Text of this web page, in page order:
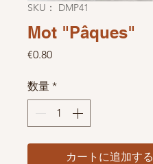
SKU： DMP41
Mot "Pâques"
€0.80価格
数量 *
カートに追加する